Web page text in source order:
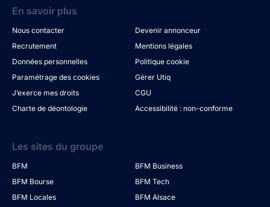
En savoir plus
Nous contacter
Devenir annonceur
Recrutement
Mentions légales
Données personnelles
Politique cookie
Paramétrage des cookies
Gérer Utiq
J’exerce mes droits
CGU
Charte de déontologie
Accessibilité : non-conforme
Les sites du groupe
BFM
BFM Business
BFM Bourse
BFM Tech
BFM Locales
BFM Alsace